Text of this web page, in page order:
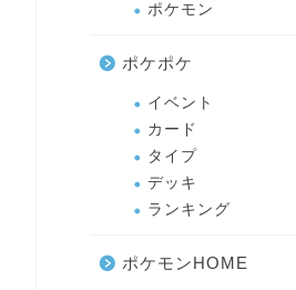
ポケモン
ポケポケ
イベント
カード
タイプ
デッキ
ランキング
ポケモンHOME